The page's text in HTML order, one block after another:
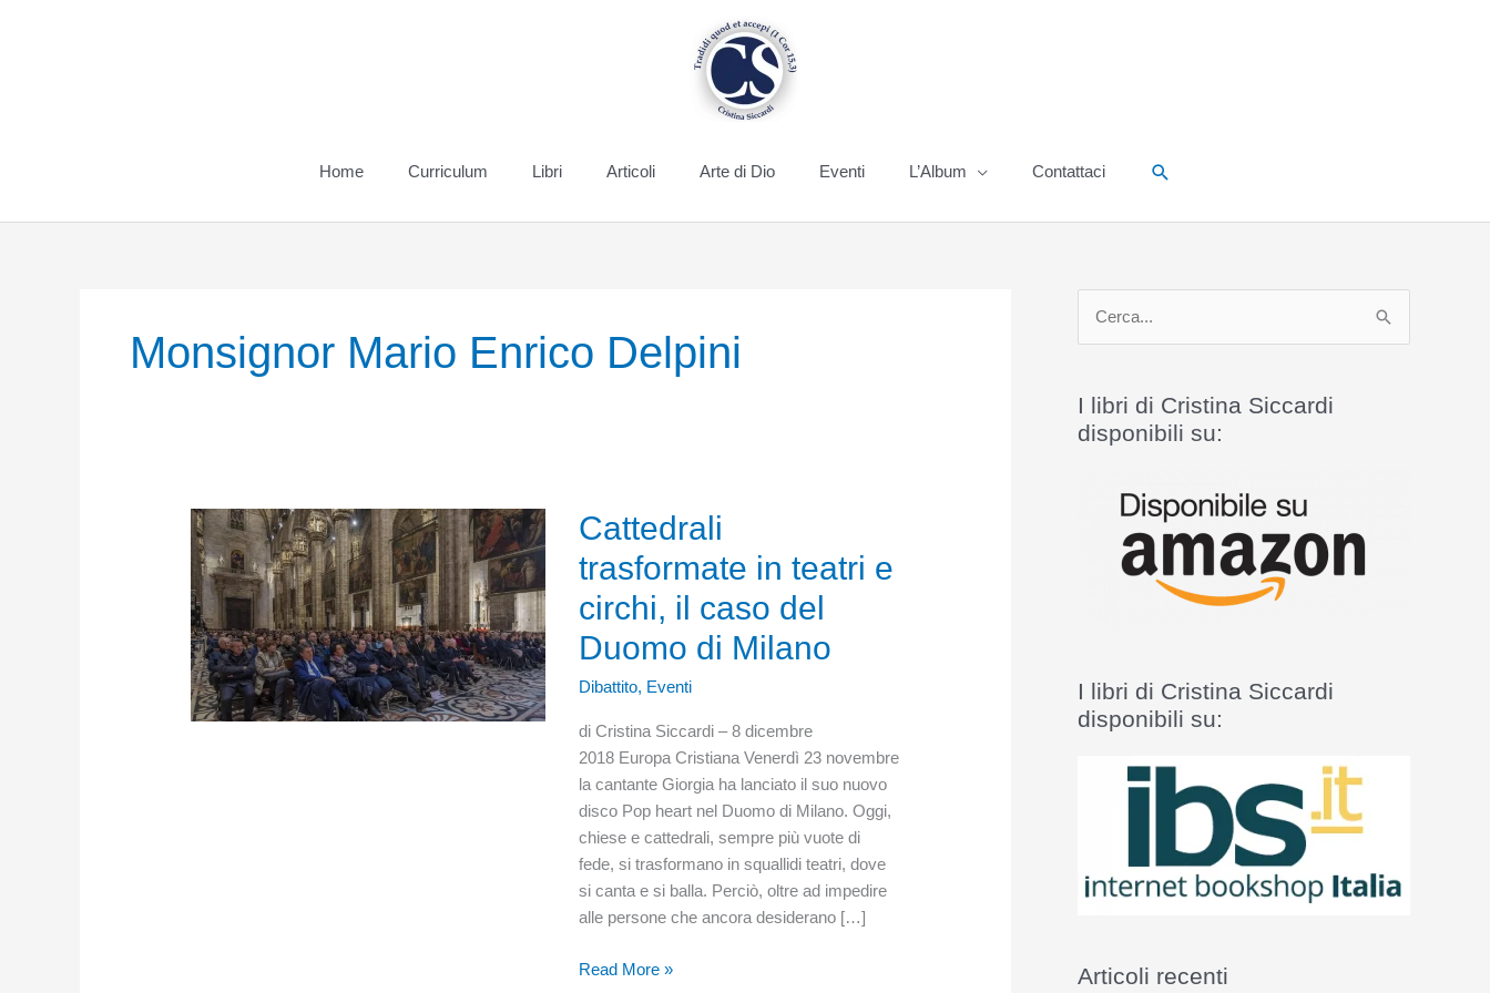
Home Curriculum Libri Articoli Arte di Dio Eventi L’Album Contattaci Cerca
Monsignor Mario Enrico Delpini
Cattedrali
trasformate in teatri e
circhi, il caso del
Duomo di Milano
Dibattito, Eventi
di Cristina Siccardi – 8 dicembre
2018 Europa Cristiana Venerdì 23 novembre
la cantante Giorgia ha lanciato il suo nuovo
disco Pop heart nel Duomo di Milano. Oggi,
chiese e cattedrali, sempre più vuote di
fede, si trasformano in squallidi teatri, dove
si canta e si balla. Perciò, oltre ad impedire
alle persone che ancora desiderano […]
Cattedrali
Read More »
c
a
I libri di Cristina Siccardi
disponibili su:
I libri di Cristina Siccardi
disponibili su:
Articoli recenti